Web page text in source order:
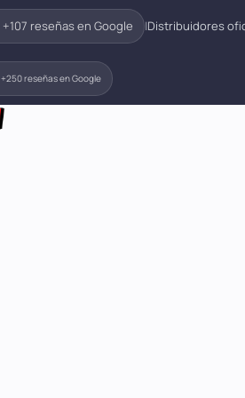
+107 reseñas en Google |Distribuidores
+250 reseñas en Google